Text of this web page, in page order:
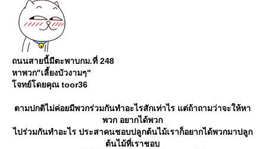
ถนนสายนี้มีตะพาบกม.ที่ 248
หาพวก"เลี้ยงบัวงามๆ"
จทย์โดยคุณ toor36
ตามปกติไม่ค่อยมีพวกร่วมกันทำอะไรสักเท่าไร แต่ถ้าถามว่าจะให้หา
พวก อยากได้พวก
ไปร่วมกันทำอะไร ประสาคนชอบปลูกต้นไม้เราก็อยากได้พวกมาปลูก
ต้นไม้ที่เราชอบ